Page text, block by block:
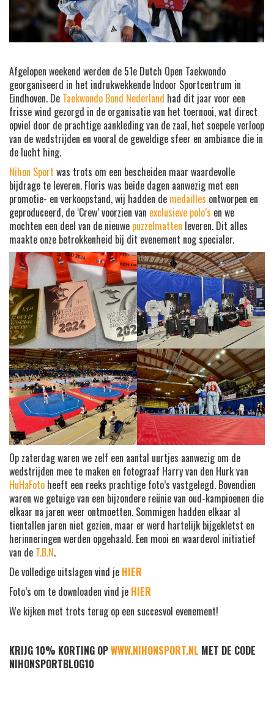
Afgelopen weekend werden de 51e Dutch Open Taekwondo
georganiseerd in het indrukwekkende Indoor Sportcentrum in
Eindhoven. De Taekwondo Bond Nederland had dit jaar voor een
frisse wind gezorgd in de organisatie van het toernooi, wat direct
opviel door de prachtige aankleding van de zaal, het soepele verloop
van de wedstrijden en vooral de geweldige sfeer en ambiance die in
de lucht hing.
Nihon Sport was trots om een bescheiden maar waardevolle
bijdrage te leveren. Floris was beide dagen aanwezig met een
promotie- en verkoopstand, wij hadden de medailles ontworpen en
geproduceerd, de ‘Crew’ voorzien van exclusieve polo’s en we
mochten een deel van de nieuwe puzzelmatten leveren. Dit alles
maakte onze betrokkenheid bij dit evenement nog specialer.
Op zaterdag waren we zelf een aantal uurtjes aanwezig om de
wedstrijden mee te maken en fotograaf Harry van den Hurk van
HuHaFoto heeft een reeks prachtige foto’s vastgelegd. Bovendien
waren we getuige van een bijzondere reünie van oud-kampioenen die
elkaar na jaren weer ontmoetten. Sommigen hadden elkaar al
tientallen jaren niet gezien, maar er werd hartelijk bijgekletst en
herinneringen werden opgehaald. Een mooi en waardevol initiatief
van de T.B.N.
De volledige uitslagen vind je HIER
Foto’s om te downloaden vind je HIER
We kijken met trots terug op een succesvol evenement!
KRIJG 10% KORTING OPWWW.NIHONSPORT.NL MET DE CODE
NIHONSPORTBLOG10